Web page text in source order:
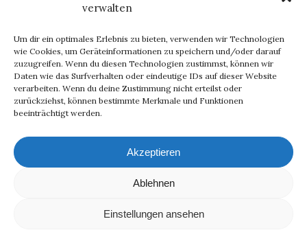
verwalten
Um dir ein optimales Erlebnis zu bieten, verwenden wir Technologien
wie Cookies, um Geräteinformationen zu speichern und/oder darauf
zuzugreifen. Wenn du diesen Technologien zustimmst, können wir
Daten wie das Surfverhalten oder eindeutige IDs auf dieser Website
verarbeiten. Wenn du deine Zustimmung nicht erteilst oder
zurückziehst, können bestimmte Merkmale und Funktionen
beeinträchtigt werden.
Akzeptieren
Ablehnen
Einstellungen ansehen